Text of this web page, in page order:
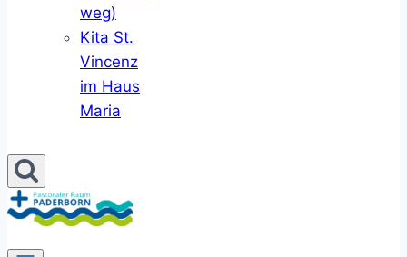
weg)
Kita St.
Vincenz
im Haus
Maria